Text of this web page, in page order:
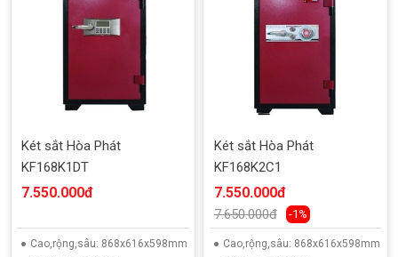
Két sắt Hòa Phát
KF168K1DT
7.550.000đ
Cao,rộng,sâu: 868x616x598mm
Két sắt Hòa Phát
KF168K2C1
7.550.000đ
7.650.000đ -1%
Cao,rộng,sâu: 868x616x598mm